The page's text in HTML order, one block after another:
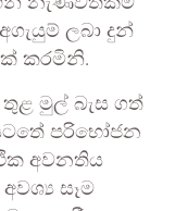
ලබා දුන්
කරමිනි.
මුල් බැස ගත්
පරිභෝජන
අවනතිය
සෑම